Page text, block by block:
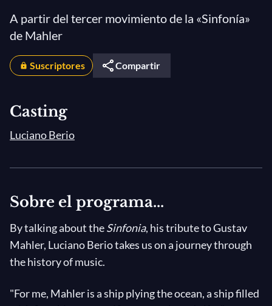
A partir del tercer movimiento de la «Sinfonía»
de Mahler
Suscriptores Compartir
Casting
Luciano Berio
Sobre el programa...
By talking about theSinfonia, his tribute to Gustav
Mahler, Luciano Berio takes us on a journey through
the history of music.
"For me, Mahler is a ship plying the ocean, a ship filled